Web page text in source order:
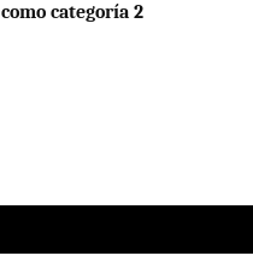
como categoría 2